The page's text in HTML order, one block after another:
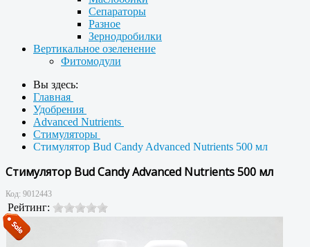
Сепараторы
Разное
Зернодробилки
Вертикальное озеленение
Фитомодули
Вы здесь:
Главная
Удобрения
Advanced Nutrients
Стимуляторы
Стимулятор Bud Candy Advanced Nutrients 500 мл
Стимулятор Bud Candy Advanced Nutrients 500 мл
Код: 9012443
Рейтинг: